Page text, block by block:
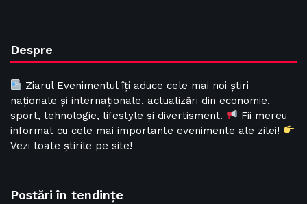
Despre
Ziarul Evenimentul îți aduce cele mai noi știri
naționale și internaționale, actualizări din economie,
sport, tehnologie, lifestyle și divertisment.
Fii mereu
informat cu cele mai importante evenimente ale zilei!
Vezi toate știrile pe site!
Postări în tendințe